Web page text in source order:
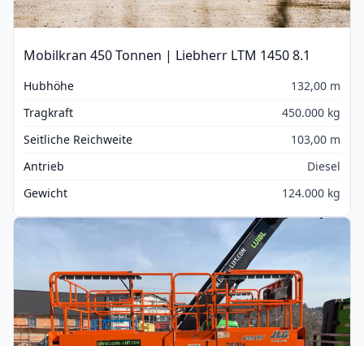
Mobilkran 450 Tonnen | Liebherr LTM 1450 8.1
Hubhöhe
132,00 m
Tragkraft
450.000 kg
Seitliche Reichweite
103,00 m
Antrieb
Diesel
Gewicht
124.000 kg